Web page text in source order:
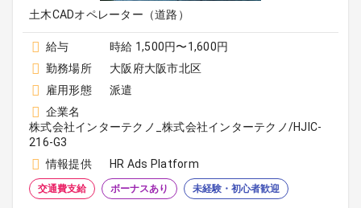
土木CADオペレーター（道路）
給与
時給 1,500円〜1,600円
勤務場所
大阪府大阪市北区
雇用形態
派遣
企業名
株式会社インターテクノ_株式会社インターテクノ/HJIC-
216-G3
情報提供
HR Ads Platform
交通費支給 ボーナスあり 未経験・初心者歓迎